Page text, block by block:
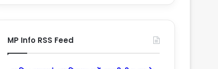
MP Info RSS Feed